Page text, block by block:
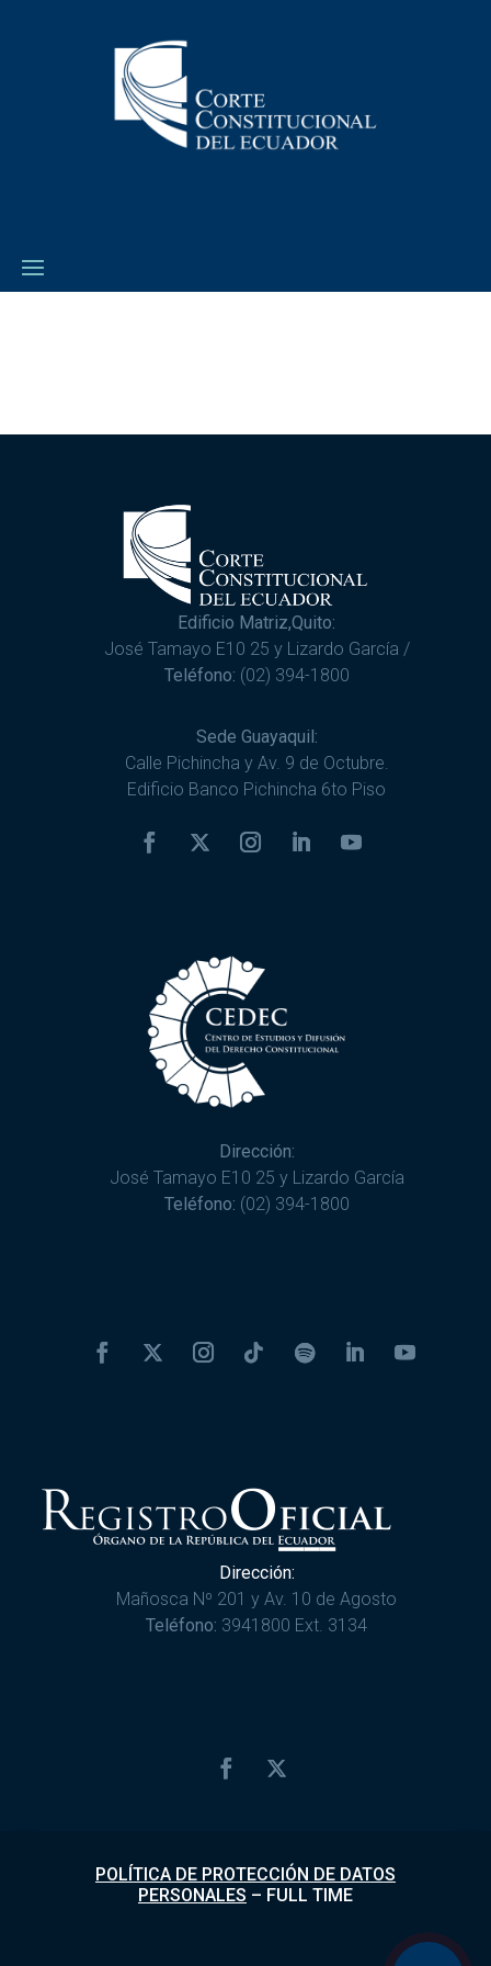
Edificio Matriz,Quito:
José Tamayo E10 25 y Lizardo García /
Teléfono: (02) 394-1800
Sede Guayaquil:
Calle Pichincha y Av. 9 de Octubre.
Edificio Banco Pichincha 6to Piso
Dirección:
José Tamayo E10 25 y Lizardo García
Teléfono: (02) 394-1800
Dirección:
Mañosca Nº 201 y Av. 10 de Agosto
Teléfono: 3941800 Ext. 3134
POLÍTICA DE PROTECCIÓN DE DATOS
PERSONALES – FULL TIME